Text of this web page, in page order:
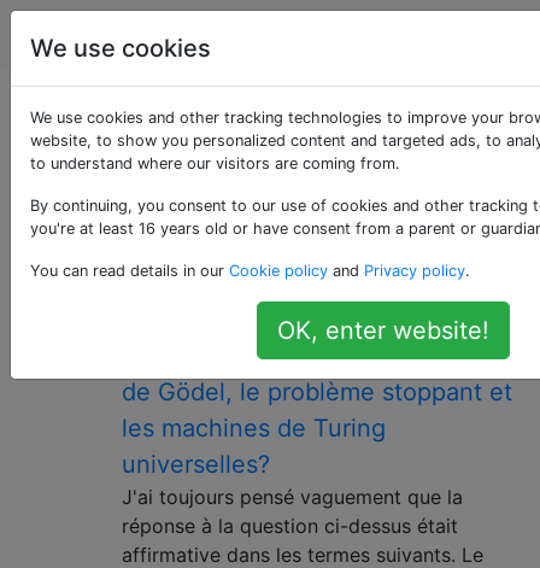
L'informatique
Questions marquées
«logic»
Questions liées à la logique mathématique et à son
utilisation en informatique
Existe-t-il une relation concrète
entre le théorème d'inachèvement
de Gödel, le problème stoppant et
les machines de Turing
universelles?
J'ai toujours pensé vaguement que la
réponse à la question ci-dessus était
affirmative dans les termes suivants. Le
We use cookies
We use cookies and other tracking technologies to improve your
website, to show you personalized content and targeted ads, to
to understand where our visitors are coming from.
By continuing, you consent to our use of cookies and other tracking
you're at least 16 years old or have consent from a parent or
You can read details in our Cookie policy and Privacy policy.
OK, enter website!